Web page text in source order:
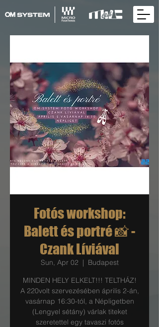
Fotós workshop:
Balett és portré 📸 -
Czank Líviával
Sun, Apr 02
  |
Budapest
MINDEN HELY ELKELT!!! TELTHÁZ!
A 220volt szervezésében április 2-án,
vasárnap 16:30-tól, a Népligetben
(Lengyel sétány) várlak titeket
szeretettel egy tavaszi fotós